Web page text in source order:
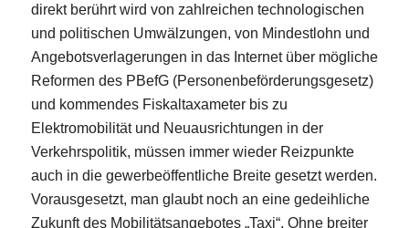
direkt berührt wird von zahlreichen technologischen
und politischen Umwälzungen, von Mindestlohn und
Angebotsverlagerungen in das Internet über mögliche
Reformen des PBefG (Personenbeförderungsgesetz)
und kommendes Fiskaltaxameter bis zu
Elektromobilität und Neuausrichtungen in der
Verkehrspolitik, müssen immer wieder Reizpunkte
auch in die gewerbeöffentliche Breite gesetzt werden.
Vorausgesetzt, man glaubt noch an eine gedeihliche
Zukunft des Mobilitätsangebotes „Taxi“. Ohne breiter